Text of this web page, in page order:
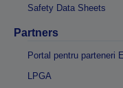
Safety Data Sheets
Partners
Portal pentru parteneri
LPGA